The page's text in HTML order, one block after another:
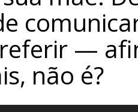
—
não é?